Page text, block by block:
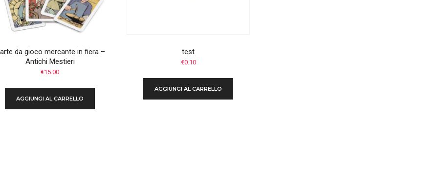
da gioco mercante in fiera –
Antichi Mestieri
€15.00
AGGIUNGI AL CARRELLO
test
€0.10
AGGIUNGI AL CARRELLO